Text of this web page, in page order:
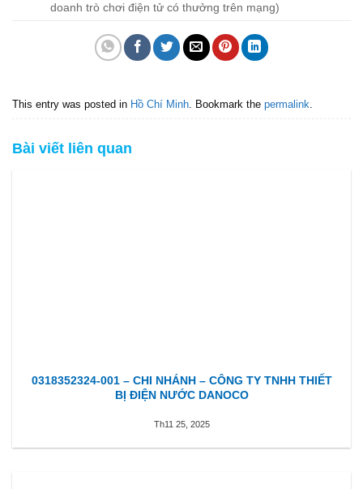
doanh trò chơi điện tử có thưởng trên mạng)
This entry was posted in Hồ Chí Minh . Bookmark the permalink
Bài viết liên quan
0318352324-001 – CHI NHÁNH – CÔNG TY TNHH THIẾT
BỊ ĐIỆN NƯỚC DANOCO
Th11 25, 2025